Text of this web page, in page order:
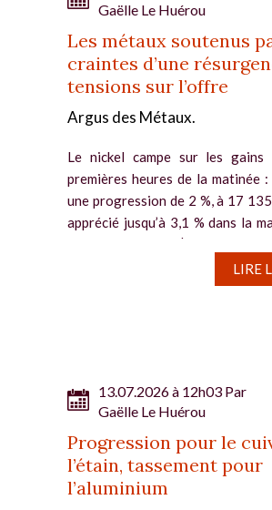
Gaëlle Le Huérou
Les métaux soutenus
craintes d’une
tensions sur l’offre
Argus des Métaux.
Le nickel campe sur les gains
premières heures de la matinée
une progression de 2 %, à 17
apprécié jusqu’à 3,1 % dans la
culminer à 17 330 $/t, soit son
LIRE
13.07.2026 à 12h03 Par
Gaëlle Le Huérou
Progression pour le
l’étain, tassement pour
l’aluminium